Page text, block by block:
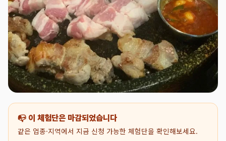
📭 이 체험단은 마감되었습니다
같은 업종·지역에서 지금 신청 가능한 체험단을 확인해보세요.